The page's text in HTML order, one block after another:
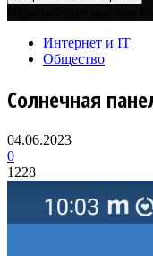
Интернет и IT
Общество
Солнечная
04.06.2023
0
1228